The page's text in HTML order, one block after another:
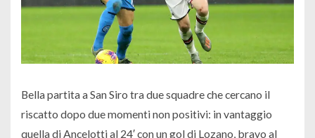
Bella partita a San Siro tra due squadre che cercano il
riscatto dopo due momenti non positivi: in vantaggio
quella di Ancelotti al 24′ con un gol di Lozano, bravo al